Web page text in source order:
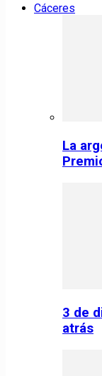
Cáceres
La
3 de
atrás